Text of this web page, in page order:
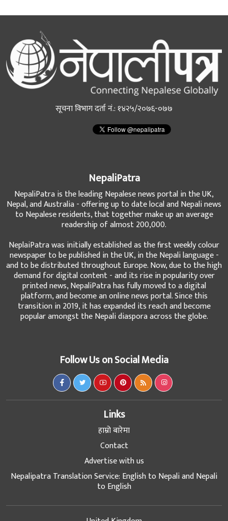
सूचना विभाग दर्ता नं.: १४२५/२०७६-०७७
NepaliPatra
NepaliPatra is the leading Nepalese news portal in the UK,
Nepal, and Australia - offering up to date local and Nepali news
to Nepalese residents, that together make up an average
readership of almost 200,000.
NeplaiPatra was initially established as the first weekly colour
newspaper to be published in the UK, in the Nepali language -
and to be distributed throughout Europe. Now, due to the high
demand for digital content - and its rise in popularity over
printed news, NepaliPatra has fully moved to a digital
platform, and become an online news portal. Since this
transition in 2019, it has expanded its reach and become
popular amongst the Nepali diaspora across the globe.
Follow Us on Social Media
Links
हाम्रो बारेमा
Contact
Advertise with us
Nepalipatra Translation Service: English to Nepali and Nepali
to English